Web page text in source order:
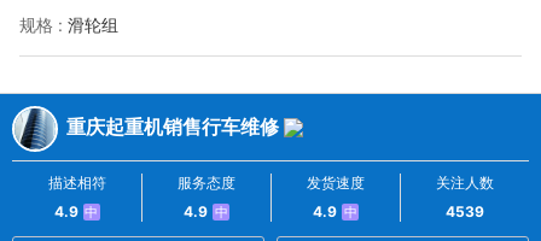
规格 : 滑轮组
重庆起重机销售行车维修
描述相符
4.9 中
服务态度
4.9 中
发货速度
4.9 中
关注人数
4539